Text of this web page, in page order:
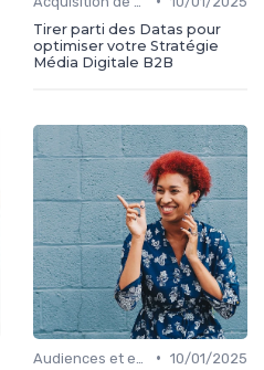
Tirer parti des Datas pour
optimiser votre Stratégie
Média Digitale B2B
• 10/01/2025